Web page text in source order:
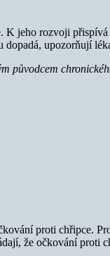
K jeho rozvoji
dopadá, upozorňují
proti chřipce.
že očkování proti